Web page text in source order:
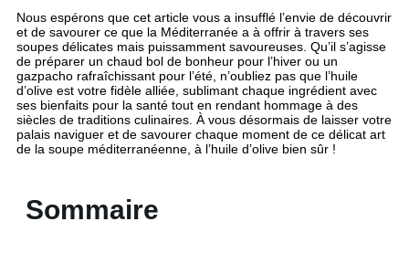
Nous espérons que cet article vous a insufflé l’envie de découvrir
et de savourer ce que la Méditerranée a à offrir à travers ses
soupes délicates mais puissamment savoureuses. Qu’il s’agisse
de préparer un chaud bol de bonheur pour l’hiver ou un
gazpacho rafraîchissant pour l’été, n’oubliez pas que l’huile
d’olive est votre fidèle alliée, sublimant chaque ingrédient avec
ses bienfaits pour la santé tout en rendant hommage à des
siècles de traditions culinaires. À vous désormais de laisser votre
palais naviguer et de savourer chaque moment de ce délicat art
de la soupe méditerranéenne, à l’huile d’olive bien sûr !
Sommaire